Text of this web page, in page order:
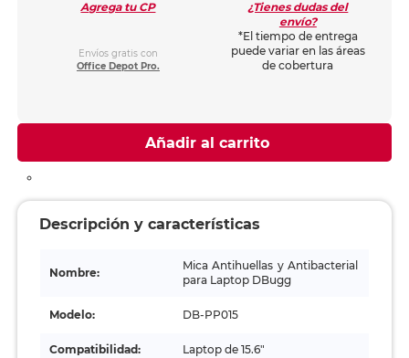
Agrega tu CP
Envíos gratis con
Office Depot Pro.
¿Tienes dudas del
envío?
*El tiempo de entrega
puede variar en las áreas
de cobertura
Añadir al carrito
Descripción y características
Nombre:
Mica Antihuellas y Antibacterial
para Laptop DBugg
Modelo: DB-PP015
Compatibilidad: Laptop de 15.6"